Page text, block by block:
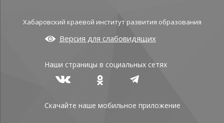
Хабаровский краевой институт развития образования
Версия для слабовидящих
Наши страницы в социальных сетях
Скачайте наше мобильное приложение